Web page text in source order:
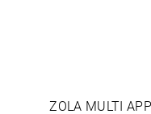
ZOLA MULTI